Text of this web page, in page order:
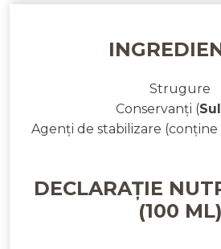
Strugure
Conservanți (
Agenți de stabilizare
DECLARAȚIE
(100 ML)